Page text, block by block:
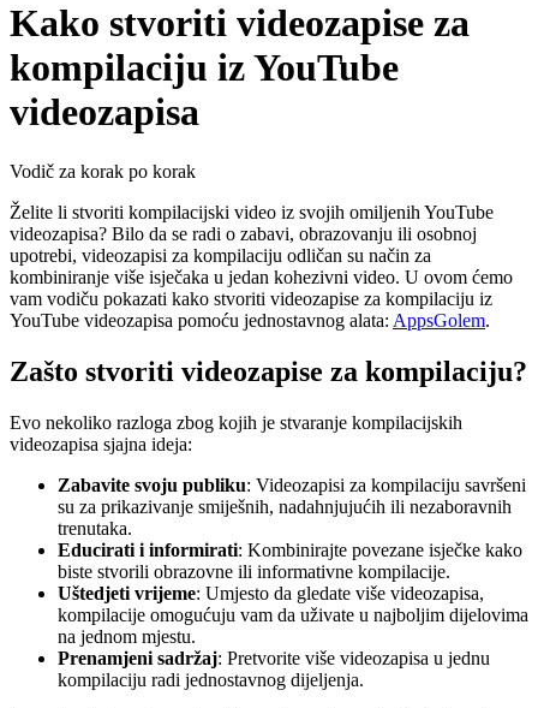
Kako stvoriti videozapise za
kompilaciju iz YouTube
videozapisa
Vodič za korak po korak
Želite li stvoriti kompilacijski video iz svojih omiljenih YouTube
videozapisa? Bilo da se radi o zabavi, obrazovanju ili osobnoj
upotrebi, videozapisi za kompilaciju odličan su način za
kombiniranje više isječaka u jedan kohezivni video. U ovom ćemo
vam vodiču pokazati kako stvoriti videozapise za kompilaciju iz
YouTube videozapisa pomoću jednostavnog alata: AppsGolem.
Zašto stvoriti videozapise za kompilaciju?
Evo nekoliko razloga zbog kojih je stvaranje kompilacijskih
videozapisa sjajna ideja:
Zabavite svoju publiku: Videozapisi za kompilaciju savršeni
su za prikazivanje smiješnih, nadahnjujućih ili nezaboravnih
trenutaka.
Educirati i informirati: Kombinirajte povezane isječke kako
biste stvorili obrazovne ili informativne kompilacije.
Uštedjeti vrijeme: Umjesto da gledate više videozapisa,
kompilacije omogućuju vam da uživate u najboljim dijelovima
na jednom mjestu.
Prenamjeni sadržaj: Pretvorite više videozapisa u jednu
kompilaciju radi jednostavnog dijeljenja.